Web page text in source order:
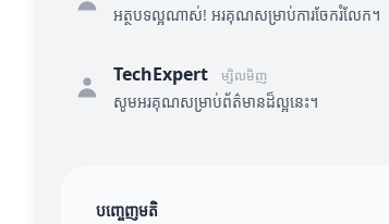
អត្ថបទល្អណាស់! អរគុណសម្រាប់ការចែករំលែក។
TechExpert ម្សិលមិញ
សូមអរគុណសម្រាប់ព័ត៌មានដ៏ល្អនេះ។
បញ្ចេញមតិ